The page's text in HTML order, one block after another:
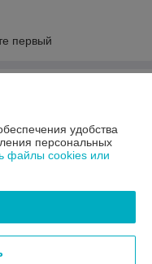
первый
удобства
персональных
файлы cookies или